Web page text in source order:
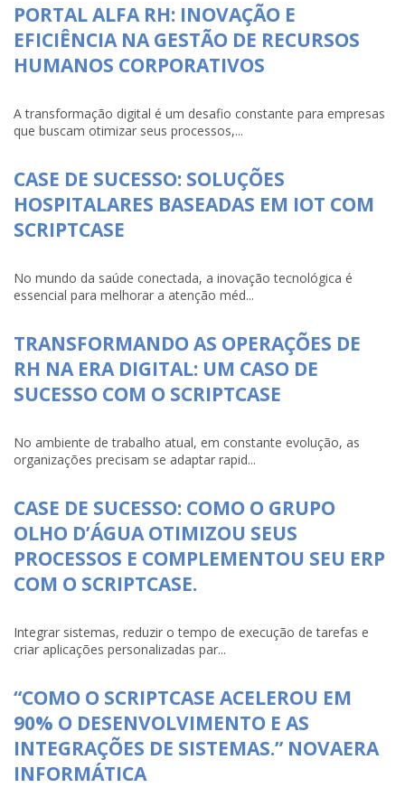
PORTAL ALFA RH: INOVAÇÃO E
EFICIÊNCIA NA GESTÃO DE RECURSOS
HUMANOS CORPORATIVOS
A transformação digital é um desafio constante para empresas
que buscam otimizar seus processos,...
CASE DE SUCESSO: SOLUÇÕES
HOSPITALARES BASEADAS EM IOT COM
SCRIPTCASE
No mundo da saúde conectada, a inovação tecnológica é
essencial para melhorar a atenção méd...
TRANSFORMANDO AS OPERAÇÕES DE
RH NA ERA DIGITAL: UM CASO DE
SUCESSO COM O SCRIPTCASE
No ambiente de trabalho atual, em constante evolução, as
organizações precisam se adaptar rapid...
CASE DE SUCESSO: COMO O GRUPO
OLHO D’ÁGUA OTIMIZOU SEUS
PROCESSOS E COMPLEMENTOU SEU ERP
COM O SCRIPTCASE.
Integrar sistemas, reduzir o tempo de execução de tarefas e
criar aplicações personalizadas par...
“COMO O SCRIPTCASE ACELEROU EM
90% O DESENVOLVIMENTO E AS
INTEGRAÇÕES DE SISTEMAS.” NOVAERA
INFORMÁTICA